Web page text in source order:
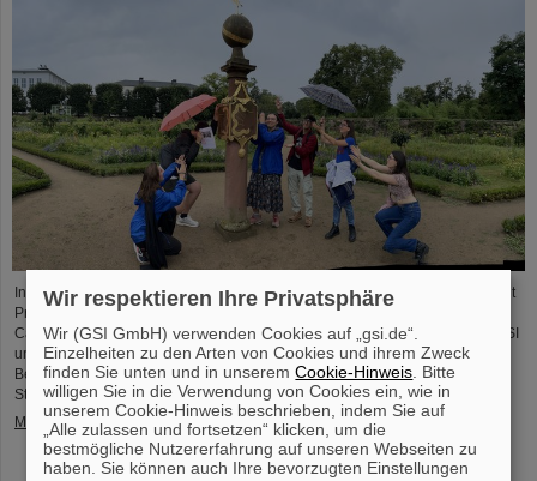
In diesem Jahr nahmen 31 Studierende aus 16 Ländern am Summer Student
Program bei GSI und FAIR teil. Sie verbrachten acht Wochen auf dem
Campus, machten sich mit den Experimenten und Forschungsfeldern von GSI
und FAIR vertraut und tauchten in die Atmosphäre eines internationalen
Beschleunigerlabors ein. Einblicke bietet der Fotowettbewerb der Summer
Students.
Mehr »
Wir respektieren Ihre Privatsphäre
Wir (GSI GmbH) verwenden Cookies auf „gsi.de“.
Einzelheiten zu den Arten von Cookies und ihrem Zweck
finden Sie unten und in unseremCookie-Hinweis . Bitte
willigen Sie in die Verwendung von Cookies ein, wie in
unserem Cookie-Hinweis beschrieben, indem Sie auf
„Alle zulassen und fortsetzen“ klicken, um die
bestmögliche Nutzererfahrung auf unseren Webseiten zu
haben. Sie können auch Ihre bevorzugten Einstellungen